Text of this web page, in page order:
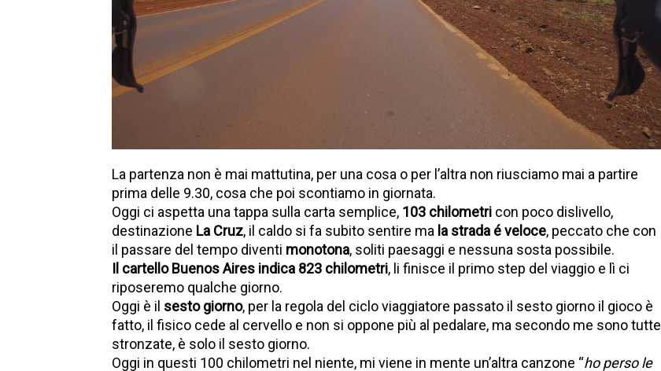
La partenza non è mai mattutina, per una cosa o per l’altra non riusciamo mai a partire
prima delle 9.30, cosa che poi scontiamo in giornata.
Oggi ci aspetta una tappa sulla carta semplice, 103 chilometri con poco dislivello,
destinazione La Cruz, il caldo si fa subito sentire ma la strada é veloce, peccato che con
il passare del tempo diventi monotona, soliti paesaggi e nessuna sosta possibile.
Il cartello Buenos Aires indica 823 chilometri, li finisce il primo step del viaggio e lì ci
riposeremo qualche giorno.
Oggi è il sesto giorno, per la regola del ciclo viaggiatore passato il sesto giorno il gioco è
fatto, il fisico cede al cervello e non si oppone più al pedalare, ma secondo me sono tutte
stronzate, è solo il sesto giorno.
Oggi in questi 100 chilometri nel niente, mi viene in mente un’altra canzone “ho perso le